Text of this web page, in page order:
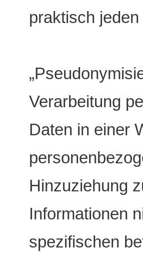
praktisch
Verarbeitung
Daten in einer
Hinzuziehung
Informationen
spezifischen